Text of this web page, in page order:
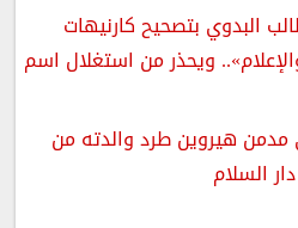
البدوي بتصحيح كارنيهات
ويحذر من استغلال اسم
هيروين طرد والدته من
السلام